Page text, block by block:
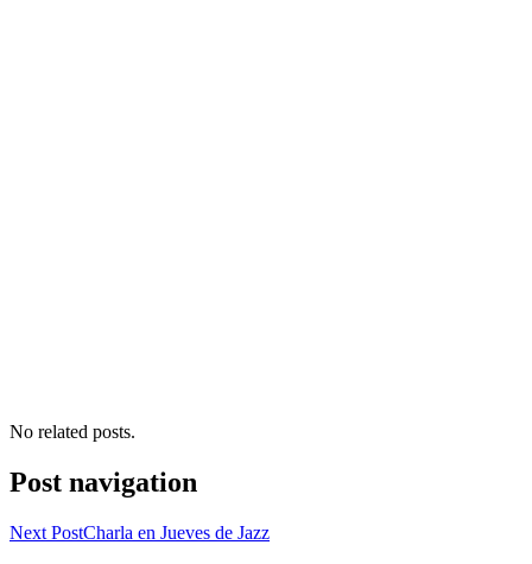
No related posts.
Post navigation
Next PostCharla en Jueves de Jazz